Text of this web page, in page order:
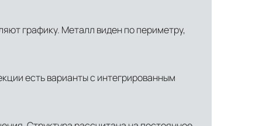
логистических специалистов с опытом работы в
графику. Металл виден по периметру,
есть варианты с интегрированным